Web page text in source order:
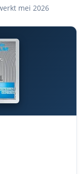
mei 2026